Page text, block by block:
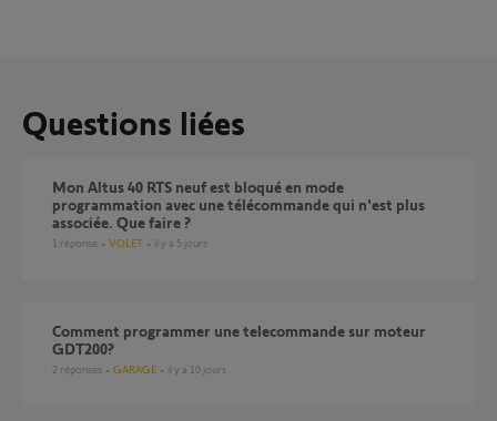
Questions liées
Mon Altus 40 RTS neuf est bloqué en mode
programmation avec une télécommande qui n'est plus
associée. Que faire ?
1 réponse VOLET il y a 5 jours
Comment programmer une telecommande sur moteur
GDT200?
2 réponses GARAGE il y a 10 jours